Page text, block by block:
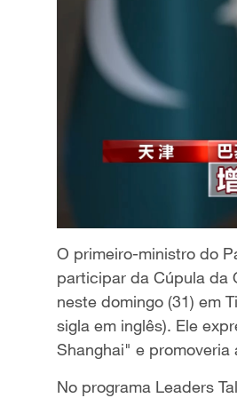
O primeiro-ministro do
participar da Cúpula da
neste domingo (31) em
sigla em inglês). Ele
Shanghai" e
No programa Leaders